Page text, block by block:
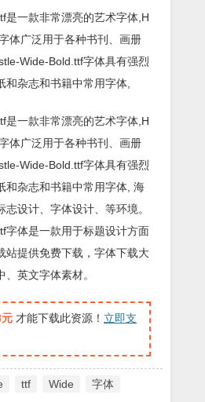
是一款非常漂亮的艺术字体,H
体广泛用于各种书刊、画册
Wide-Bold.ttf字体具有强烈
和杂志和书籍中常用字体,
是一款非常漂亮的艺术字体,H
体广泛用于各种书刊、画册
Wide-Bold.ttf字体具有强烈
和杂志和书籍中常用字体, 海
设计、字体设计、等环境。
字体是一款用于标题设计方面
站提供免费下载，字体下载大
英文字体素材。
才能下载此资源！ 立即支
ttf Wide 字体